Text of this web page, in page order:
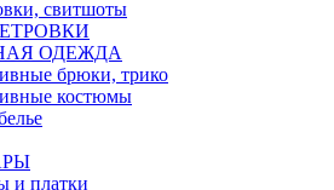
свитшоты
ОДЕЖДА
брюки, трико
костюмы
и платки